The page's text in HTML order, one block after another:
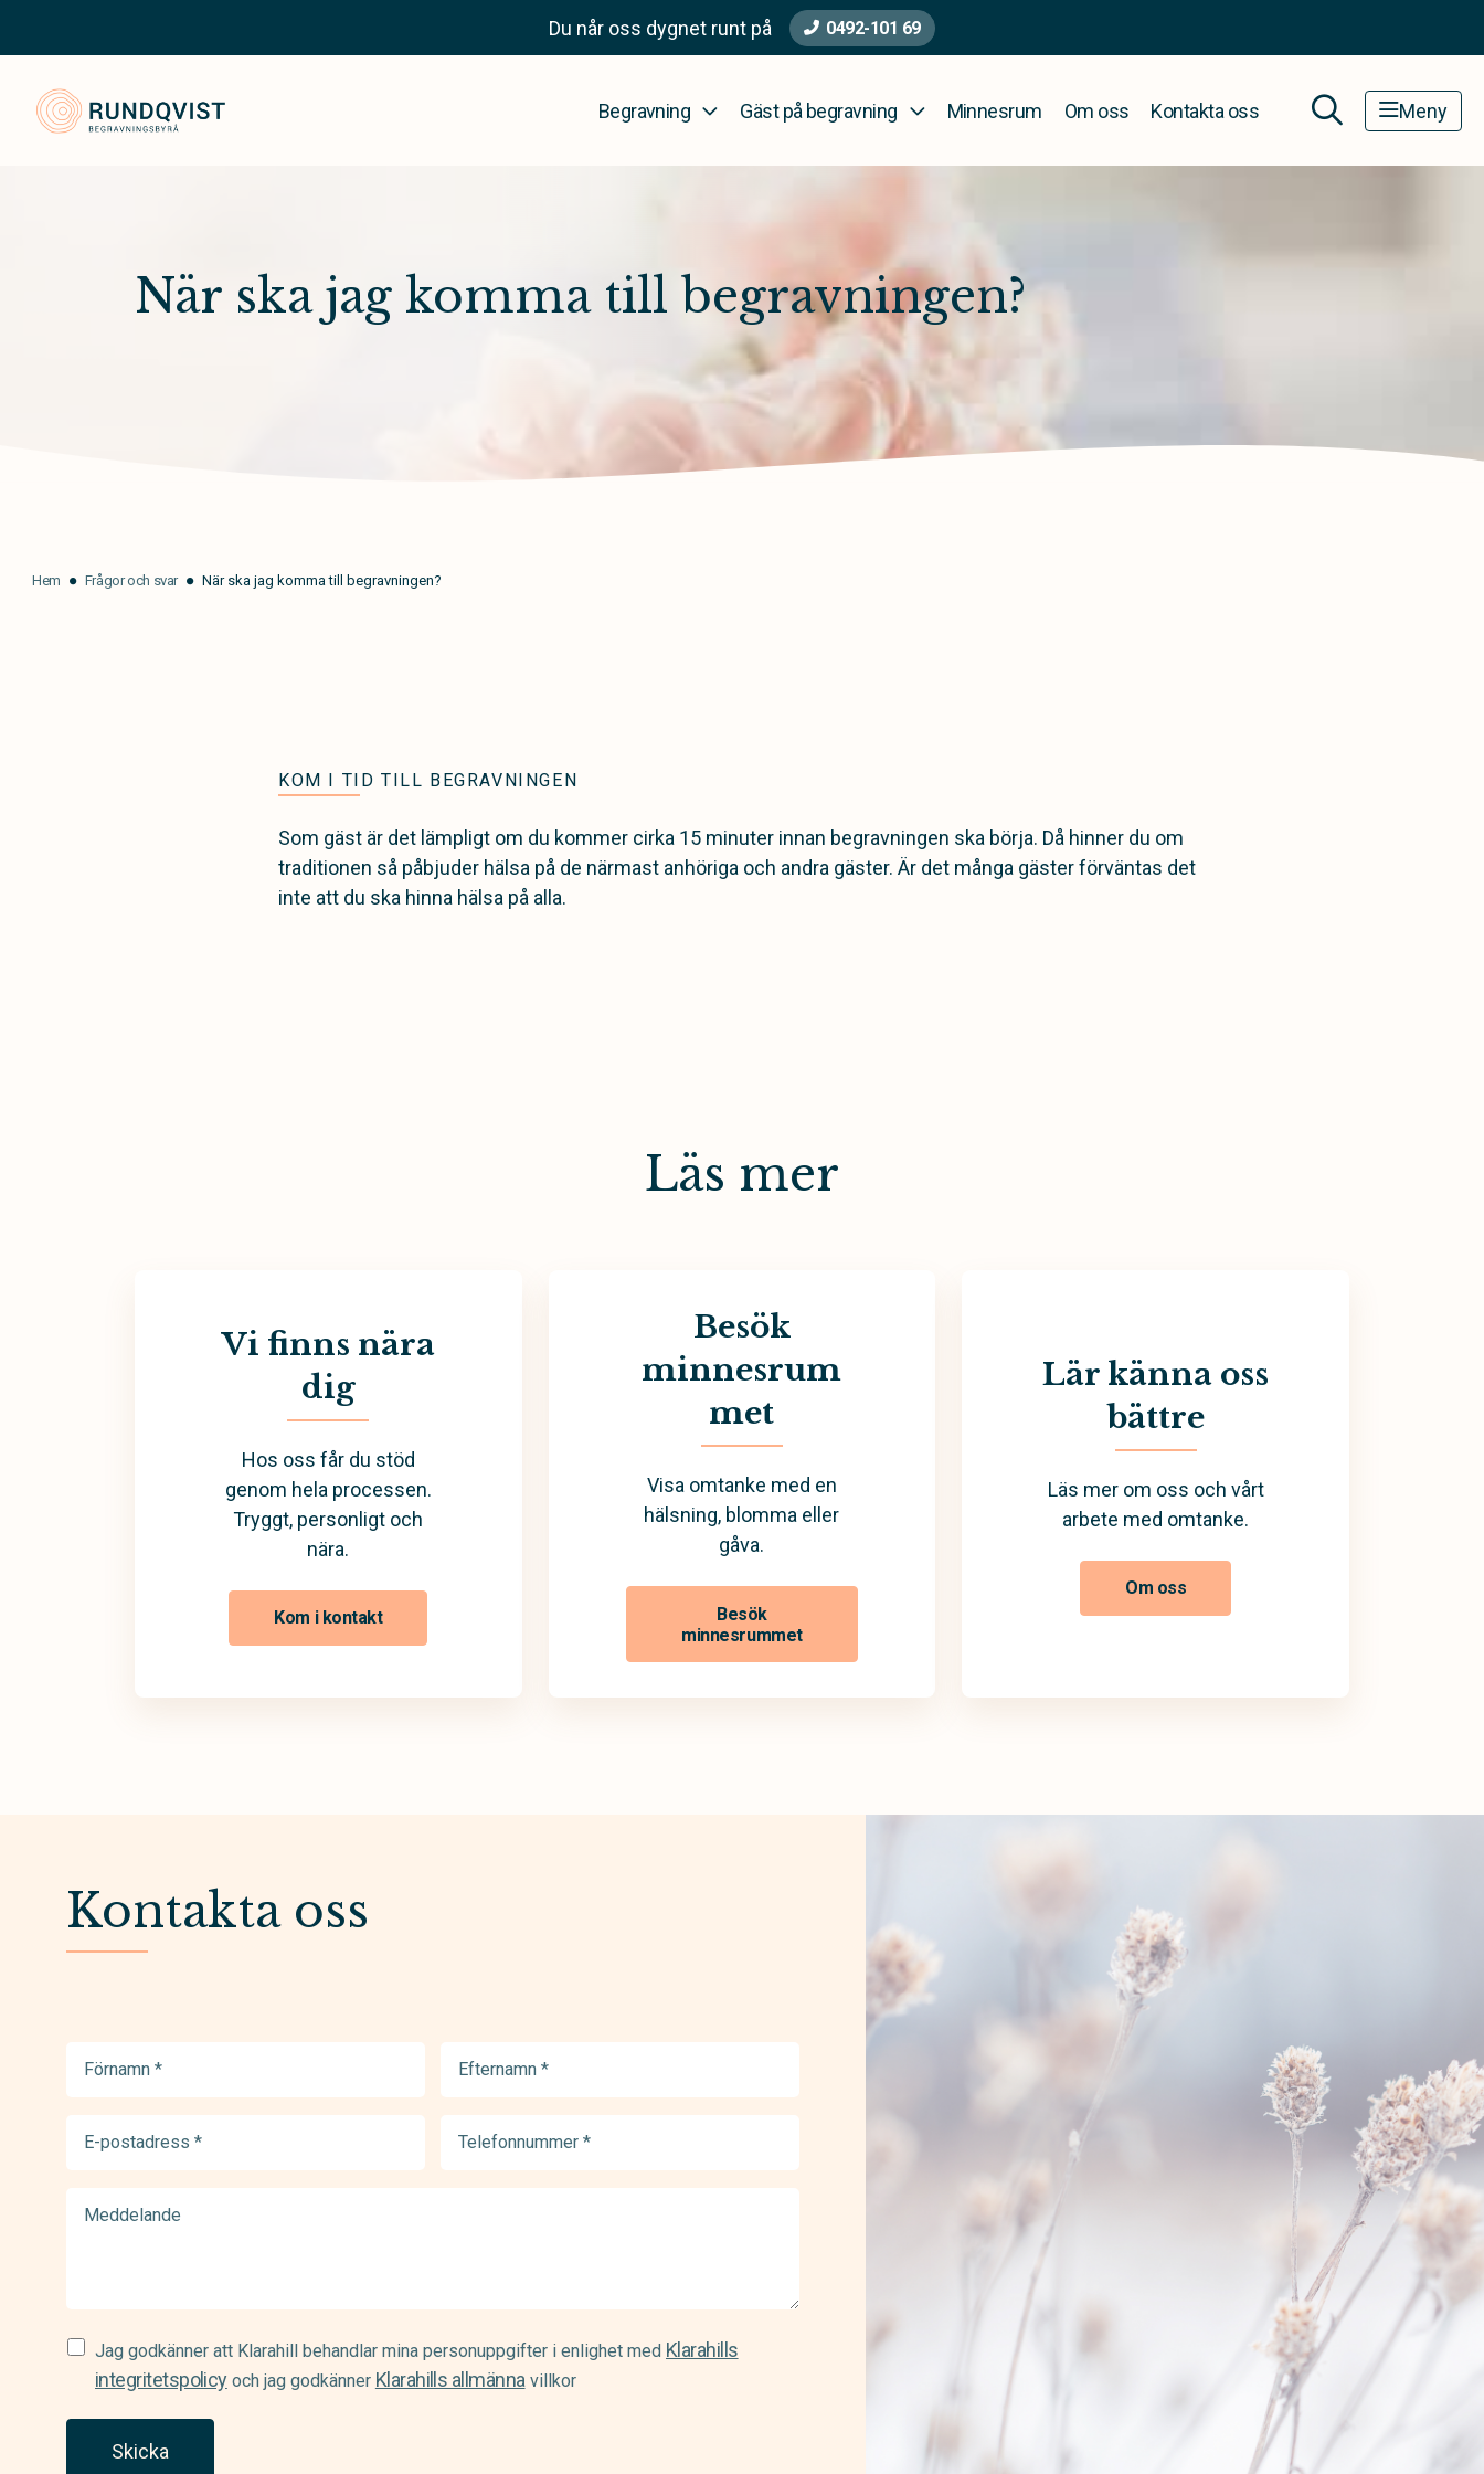
Du når oss dygnet runt på 0492-101 69
Begravning Gäst på begravning Minnesrum Om oss Kontakta oss Meny
När ska jag komma till begravningen?
Hem Frågor och svar När ska jag komma till begravningen?
KOM I TID TILL BEGRAVNINGEN
Som gäst är det lämpligt om du kommer cirka 15 minuter innan begravningen ska börja. Då hinner du om
traditionen så påbjuder hälsa på de närmast anhöriga och andra gäster. Är det många gäster förväntas det
inte att du ska hinna hälsa på alla.
Läs mer
Vi finns nära
dig
Hos oss får du stöd
genom hela processen.
Tryggt, personligt och
nära.
Kom i kontakt
Besök
minnesrum
met
Visa omtanke med en
hälsning, blomma eller
gåva.
Besök
minnesrummet
Lär känna oss
bättre
Läs mer om oss och vårt
arbete med omtanke.
Om oss
Kontakta oss
postadress
Samtycke
(Required)
Jag godkänner att Klarahill behandlar mina personuppgifter i enlighet med Klarahills
integritetspolicyoch jag godkänner Klarahills allmännavillkor
Skicka